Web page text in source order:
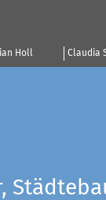
Holl Claudia